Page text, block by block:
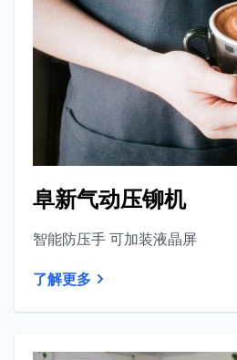
阜新气动压铆机
智能防压手 可加装液晶屏
了解更多